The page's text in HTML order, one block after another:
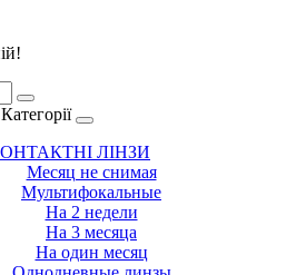
Категорії
ЛІНЗИ
Месяц не снимая
Мультифокальные
На 2 недели
На 3 месяца
На один месяц